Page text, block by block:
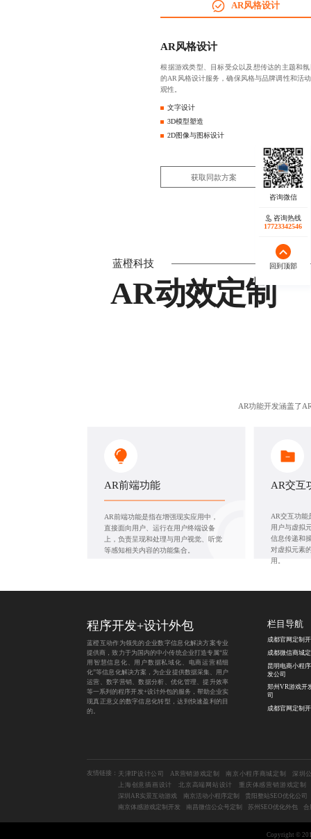
AR风格设计
AR风格设计
根据游戏类型、目标受众以及想传达的主题和
的AR风格设计服务，确保风格与品牌调性和活
观性。
文字设计
3D模型塑造
2D图像与图标设计
获取同款方案
蓝橙科技
AR动效定制
AR功能开发涵盖了
AR前端功能
AR前端功能是指在增强现实应用中，
直接面向用户、运行在用户终端设备
上，负责呈现和处理与用户视觉、听觉
等感知相关内容的功能集合。
AR交互
AR交互功能
用户与虚拟
信息传递和
对虚拟元素
用。
咨询热线
17723342546
回到顶部
程序开发+设计外包
蓝橙互动作为领先的企业数字信息化解决方案专业
提供商，致力于为国内的中小传统企业打造专属“应
用智慧信息化、用户数据私域化、电商运营精细
化”等信息化解决方案，为企业提供数据采集、用户
运营、数字营销、数据分析、优化管理、提升效率
等一系列的程序开发+设计外包的服务，帮助企业实
现真正意义的数字信息化转型，达到快速盈利的目
的。
栏目导航
成都官网定制
成都微信商城
昆明电商小程
发公司
郑州VR游戏开
司
成都官网定制
友情链接： 天津IP设计公司 AR营销游戏定制 南京小程序商城定制
深圳
上海创意插画设计
北京高端网站设计
重庆体感营销游戏定制
深圳AR实景互动游戏
南京活动小程序定制
贵阳整站SEO优化公司
南京体感游戏定制开发
南昌微信公众号定制 苏州SEO优化外包 合
Copyright ©